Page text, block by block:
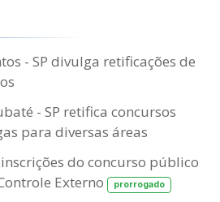
- SP divulga retificações de
- SP retifica concursos
para diversas áreas
do concurso público
Externo
prorrogado